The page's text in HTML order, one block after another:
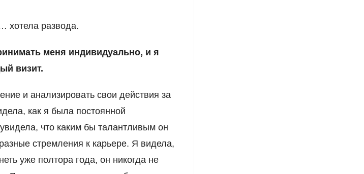
хотела развода.
меня индивидуально, и я
визит.
и анализировать свои действия за
как я была постоянной
что каким бы талантливым он
стремления к карьере. Я видела,
уже полтора года, он никогда не